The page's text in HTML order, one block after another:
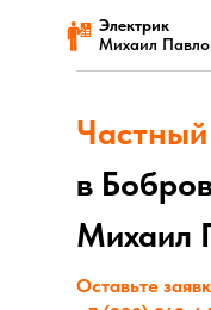
Михаил
Электрик
Частный
в
Михаил
Оставьте